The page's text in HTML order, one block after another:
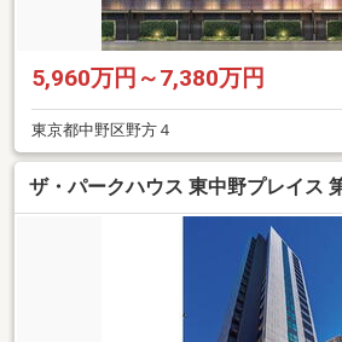
5,960万円～7,380万円
東京都中野区野方４
ザ・パークハウス 東中野プレイス